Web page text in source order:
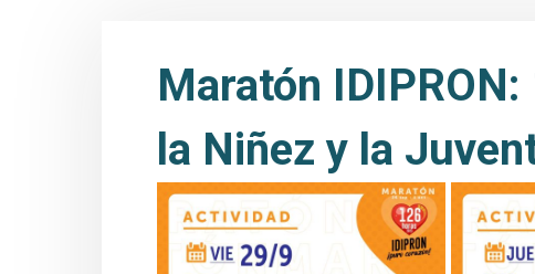
Maratón
la Niñez y la